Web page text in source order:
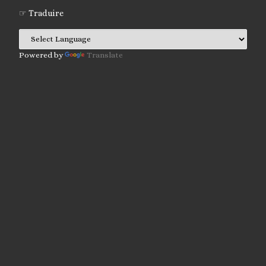
☞ Traduire
Powered by Translate